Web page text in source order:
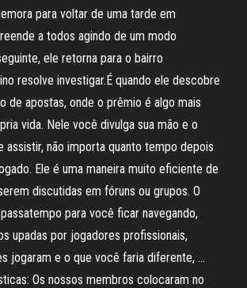
para voltar de uma tarde em
a todos agindo de um modo
ele retorna para o bairro
resolve investigar.É quando ele descobre
de apostas, onde o prêmio é algo mais
vida. Nele você divulga sua mão e o
assistir, não importa quanto tempo depois
Ele é uma maneira muito eficiente de
discutidas em fóruns ou grupos. O
para você ficar navegando,
upadas por jogadores profissionais,
jogaram e o que você faria diferente, …
Os nossos membros colocaram no